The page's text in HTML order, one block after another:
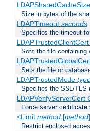
LDAPSharedCacheSize
Size in bytes of the
LDAPTimeout seconds
Specifies the timeout
LDAPTrustedClientCert
Sets the file containing
Sets the file or
LDAPTrustedMode type
Specifies the SSL/TLS
LDAPVerifyServerCert
Force server certificate
<Limit method[method
Restrict enclosed